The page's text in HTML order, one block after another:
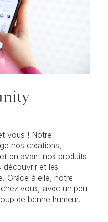
vous ! Notre
nos créations,
en avant nos produits
découvrir et les
Grâce à elle, notre
vous, avec un peu
de bonne humeur.